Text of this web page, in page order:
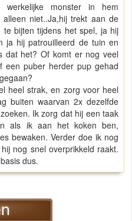
monster in hem
niet..Ja,hij trekt aan de
bijten tijdens het spel, ja hij
ja hij patrouilleerd de tuin en
dat het? Of komt er nog veel
een puber herder pup gehad
heel strak, en zorg voor heel
buiten waarvan 2x dezelfde
Ik zorg dat hij een taak
als ik aan het koken ben,
bewaken. Verder doe ik nog
nog snel overprikkeld raakt.
dus.